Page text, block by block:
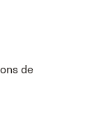
de